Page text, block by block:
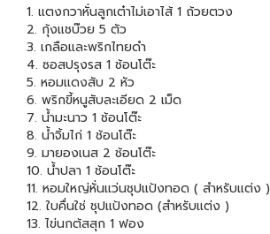
1. แตงกวาหั่นลูกเต๋าไม่เอาไส้ 1 ถ้วยตวง
2. กุ้งแชบ๊วย 5 ตัว
3. เกลือและพริกไทยดำ
4. ซอสปรุงรส 1 ช้อนโต๊ะ
5. หอมแดงสับ 2 หัว
6. พริกขี้หนูสับละเอียด 2 เม็ด
7. น้ำมะนาว 1 ช้อนโต๊ะ
8. น้ำจิ้มไก่ 1 ช้อนโต๊ะ
9. มายองเนส 2 ช้อนโต๊ะ
10. น้ำปลา 1 ช้อนโต๊ะ
11. หอมใหญ่หั่นแว่นชุปแป้งทอด ( สำหรับแต่ง )
12. ใบคื่นใช่ ชุปแป้งทอด (สำหรับแต่ง )
13. ไข่นกต้สสุก 1 ฟอง